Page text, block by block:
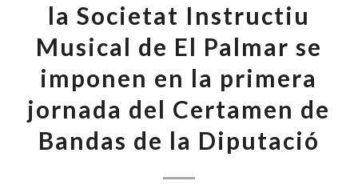
la Societat Instructiu
Musical de El Palmar se
imponen en la primera
jornada del Certamen de
Bandas de la Diputació